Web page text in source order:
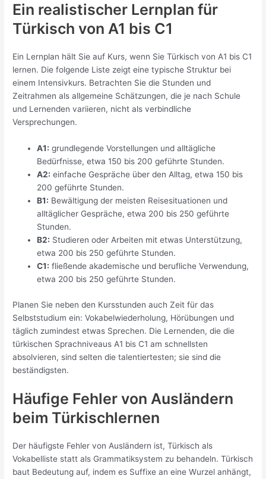
Ein realistischer Lernplan für
Türkisch von A1 bis C1
Ein Lernplan hält Sie auf Kurs, wenn Sie Türkisch von A1 bis C1
lernen. Die folgende Liste zeigt eine typische Struktur bei
einem Intensivkurs. Betrachten Sie die Stunden und
Zeitrahmen als allgemeine Schätzungen, die je nach Schule
und Lernenden variieren, nicht als verbindliche
Versprechungen.
A1: grundlegende Vorstellungen und alltägliche
Bedürfnisse, etwa 150 bis 200 geführte Stunden.
A2: einfache Gespräche über den Alltag, etwa 150 bis
200 geführte Stunden.
B1: Bewältigung der meisten Reisesituationen und
alltäglicher Gespräche, etwa 200 bis 250 geführte
Stunden.
B2: Studieren oder Arbeiten mit etwas Unterstützung,
etwa 200 bis 250 geführte Stunden.
C1: fließende akademische und berufliche Verwendung,
etwa 200 bis 250 geführte Stunden.
Planen Sie neben den Kursstunden auch Zeit für das
Selbststudium ein: Vokabelwiederholung, Hörübungen und
täglich zumindest etwas Sprechen. Die Lernenden, die die
türkischen Sprachniveaus A1 bis C1 am schnellsten
absolvieren, sind selten die talentiertesten; sie sind die
beständigsten.
Häufige Fehler von Ausländern
beim Türkischlernen
Der häufigste Fehler von Ausländern ist, Türkisch als
Vokabelliste statt als Grammatiksystem zu behandeln. Türkisch
baut Bedeutung auf, indem es Suffixe an eine Wurzel anhängt,